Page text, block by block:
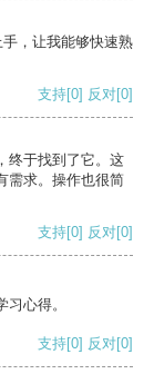
，让我能够快速熟
支持[0] 反对[0]
终于找到了它。这
需求。操作也很简
支持[0] 反对[0]
心得。
支持[0] 反对[0]